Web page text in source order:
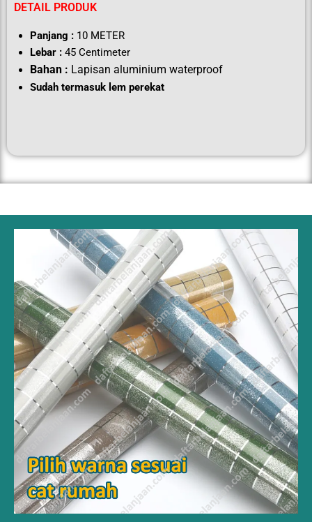
DETAIL PRODUK
Panjang :10 METER
Lebar : 45 Centimeter
Bahan : Lapisan aluminium waterproof
Sudah termasuk lem perekat